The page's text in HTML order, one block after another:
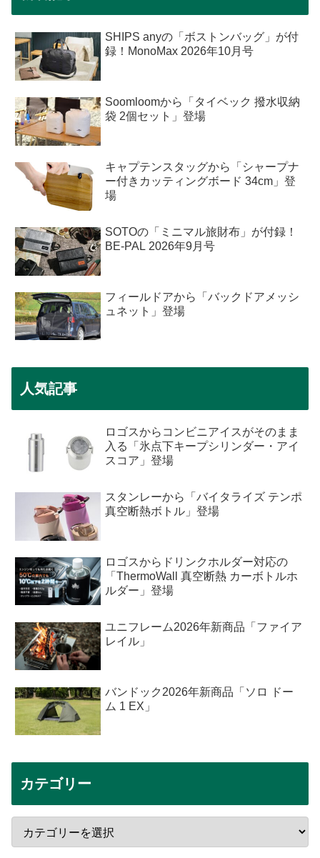
SHIPS anyの「ボストンバッグ」が付
録！MonoMax 2026年10月号
Soomloomから「タイベック 撥水収納
袋 2個セット」登場
キャプテンスタッグから「シャープナ
ー付きカッティングボード 34cm」登
場
SOTOの「ミニマル旅財布」が付録！
BE-PAL 2026年9月号
フィールドアから「バックドアメッシ
ュネット」登場
人気記事
ロゴスからコンビニアイスがそのまま
入る「氷点下キープシリンダー・アイ
スコア」登場
スタンレーから「バイタライズ テンポ
真空断熱ボトル」登場
ロゴスからドリンクホルダー対応の
「ThermoWall 真空断熱 カーボトルホ
ルダー」登場
ユニフレーム2026年新商品「ファイア
レイル」
バンドック2026年新商品「ソロ ドー
ム 1 EX」
カテゴリー